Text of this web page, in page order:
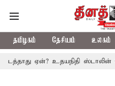
தமிழகம் தேசியம் உலகம்
உதயநிதி ஸ்டாலின் கேள்வி